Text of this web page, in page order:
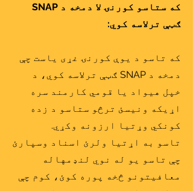
که ستاسو کورنۍ لا دمخه د SNAP
ګټې ترلاسه کوي:
که تاسو د یوې کورنۍ غړی یاست چې
دمخه د SNAP ګټې ترلاسه کوي، د
خپل هیواد یا قومي کارمند سره
اړیکه ونیسئ ترڅو ستاسو د زده
کونکي وړتیا ارزونه وکړي.
تاسو به اړتیا ولرئ اسناد وسپارئ
چې تاسو یو له نوي لنډمهاله
معافیتونو څخه پوره کوئ، کوم چې